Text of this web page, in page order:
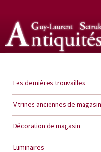
Les dernières trouvailles
Vitrines anciennes de magasin
Décoration de magasin
Luminaires